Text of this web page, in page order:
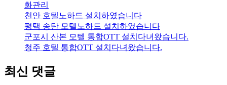
화관리
천안 호텔노하드 설치하였습니다
평택 송탄 모텔노하드 설치하였습니다
군포시 산본 모텔 통합OTT 설치다녀왔습니다.
청주 호텔 통합OTT 설치다녀왔습니다.
최신 댓글